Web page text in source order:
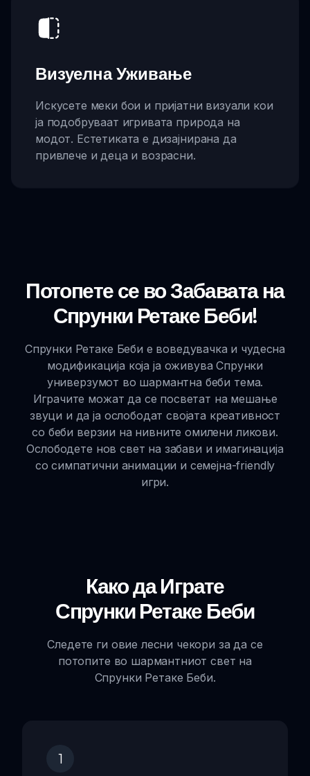
Визуелна Уживање
Искусете меки бои и пријатни визуали кои
ја подобруваат игривата природа на
модот. Естетиката е дизајнирана да
привлече и деца и возрасни.
Потопете се во Забавата на
Спрунки Ретаке Беби!
Спрунки Ретаке Беби е воведувачка и чудесна
модификација која ја оживува Спрунки
универзумот во шармантна беби тема.
Играчите можат да се посветат на мешање
звуци и да ја ослободат својата креативност
со беби верзии на нивните омилени ликови.
Ослободете нов свет на забави и имагинација
со симпатични анимации и семејна-friendly
игри.
Како да Играте
Спрунки Ретаке Беби
Следете ги овие лесни чекори за да се
потопите во шармантниот свет на
Спрунки Ретаке Беби.
1